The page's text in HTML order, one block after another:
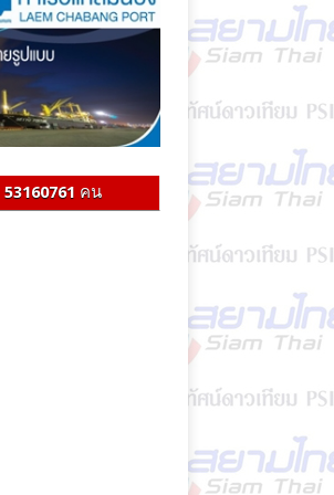
53160761 คน